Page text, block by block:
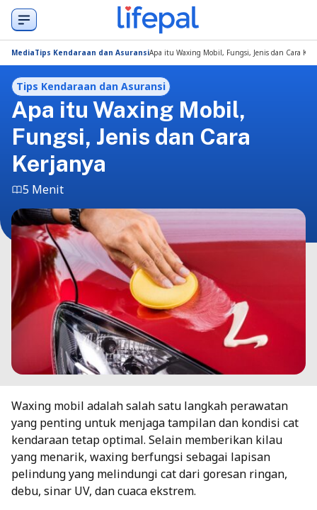
MediaTips Kendaraan dan AsuransiApa itu Waxing Mobil, Fungsi, Jenis dan Cara
Tips Kendaraan dan Asuransi
Apa itu Waxing Mobil,
Fungsi, Jenis dan Cara
Kerjanya
5 Menit
Waxing mobil adalah salah satu langkah perawatan
yang penting untuk menjaga tampilan dan kondisi cat
kendaraan tetap optimal. Selain memberikan kilau
yang menarik, waxing berfungsi sebagai lapisan
pelindung yang melindungi cat dari goresan ringan,
debu, sinar UV, dan cuaca ekstrem.